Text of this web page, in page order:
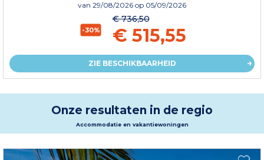
van 29/08/2026 op 05/09/2026
-30%
€ 736,50
€ 515,55
ZIE BESCHIKBAARHEID
Onze resultaten in de regio
Accommodatie en vakantiewoningen